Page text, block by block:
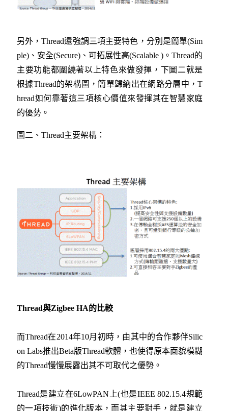
另外，Thread還強調三項主要特色，分別是簡單(Sim
ple) 、安全(Secure) 、可拓展性高(Scalable ) 。Thread的
主要功能都圍繞著以上特色來做發揮，下圖二就是
根據Thread的架構圖，簡單歸納出在網路分層中，T
hread如何靠著這三項核心價值來發揮其在智慧家庭
的優勢。
圖二、 Thread主要架構：
Thread與Zigbee HA的比較
而Thread在2014年10月初時，由其中的合作夥伴Silic
on Labs推出Beta版Thread軟體，也使得原本面貌模糊
的Thread慢慢展露出其不可取代之優勢。
Thread是建立在6LowPAN上(也是IEEE 802.15.4規範
的一項技術)的進化版本，而其主要對手，就是建立